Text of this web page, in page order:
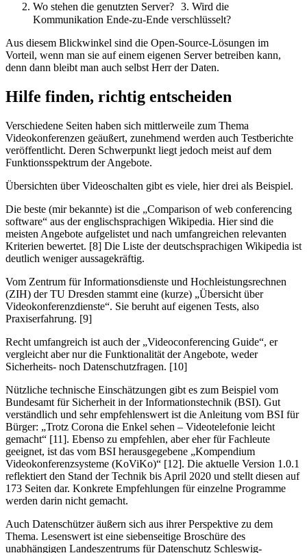
Wo stehen die genutzten Server? 3. Wird die
Kommunikation Ende-zu-Ende verschlüsselt?
Aus diesem Blickwinkel sind die Open-Source-Lösungen im
Vorteil, wenn man sie auf einem eigenen Server betreiben kann,
denn dann bleibt man auch selbst Herr der Daten.
Hilfe finden, richtig entscheiden
Verschiedene Seiten haben sich mittlerweile zum Thema
Videokonferenzen geäußert, zunehmend werden auch Testberichte
veröffentlicht. Deren Schwerpunkt liegt jedoch meist auf dem
Funktionsspektrum der Angebote.
Übersichten über Videoschalten gibt es viele, hier drei als Beispiel.
Die beste (mir bekannte) ist die „Comparison of web conferencing
software“ aus der englischsprachigen Wikipedia. Hier sind die
meisten Angebote aufgelistet und nach umfangreichen relevanten
Kriterien bewertet. [8] Die Liste der deutschsprachigen Wikipedia ist
deutlich weniger aussagekräftig.
Vom Zentrum für Informationsdienste und Hochleistungsrechnen
(ZIH) der TU Dresden stammt eine (kurze) „Übersicht über
Videokonferenzdienste“. Sie beruht auf eigenen Tests, also
Praxiserfahrung. [9]
Recht umfangreich ist auch der „Videoconferencing Guide“, er
vergleicht aber nur die Funktionalität der Angebote, weder
Sicherheits- noch Datenschutzfragen. [10]
Nützliche technische Einschätzungen gibt es zum Beispiel vom
Bundesamt für Sicherheit in der Informationstechnik (BSI). Gut
verständlich und sehr empfehlenswert ist die Anleitung vom BSI für
Bürger: „Trotz Corona die Enkel sehen – Videotelefonie leicht
gemacht“ [11]. Ebenso zu empfehlen, aber eher für Fachleute
geeignet, ist das vom BSI herausgegebene „Kompendium
Videokonferenzsysteme (KoViKo)“ [12]. Die aktuelle Version 1.0.1
reflektiert den Stand der Technik bis April 2020 und stellt diesen auf
173 Seiten dar. Konkrete Empfehlungen für einzelne Programme
werden darin nicht gemacht.
Auch Datenschützer äußern sich aus ihrer Perspektive zu dem
Thema. Lesenswert ist eine siebenseitige Broschüre des
unabhängigen Landeszentrums für Datenschutz Schleswig-